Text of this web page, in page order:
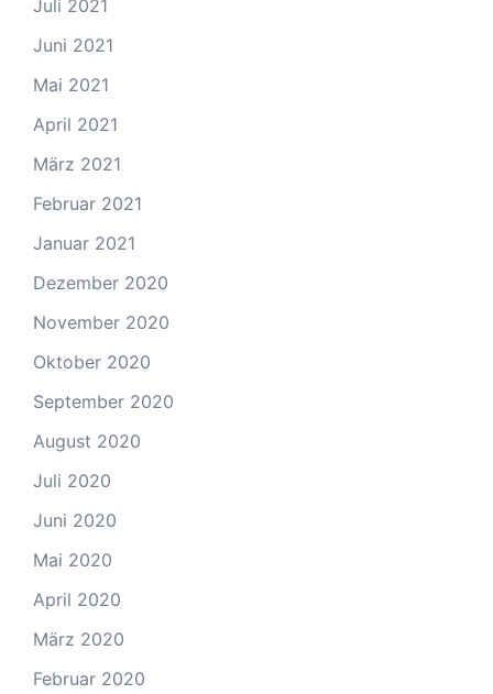
Juli 2021
Juni 2021
Mai 2021
April 2021
März 2021
Februar 2021
Januar 2021
Dezember 2020
November 2020
Oktober 2020
September 2020
August 2020
Juli 2020
Juni 2020
Mai 2020
April 2020
März 2020
Februar 2020